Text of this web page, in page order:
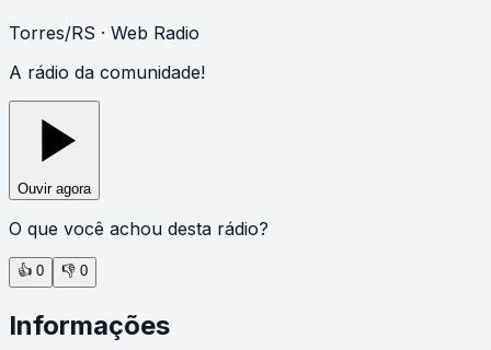
Torres/RS · Web Radio
A rádio da comunidade!
Ouvir agora
O que você achou desta rádio?
👍 0 👎 0
Informações